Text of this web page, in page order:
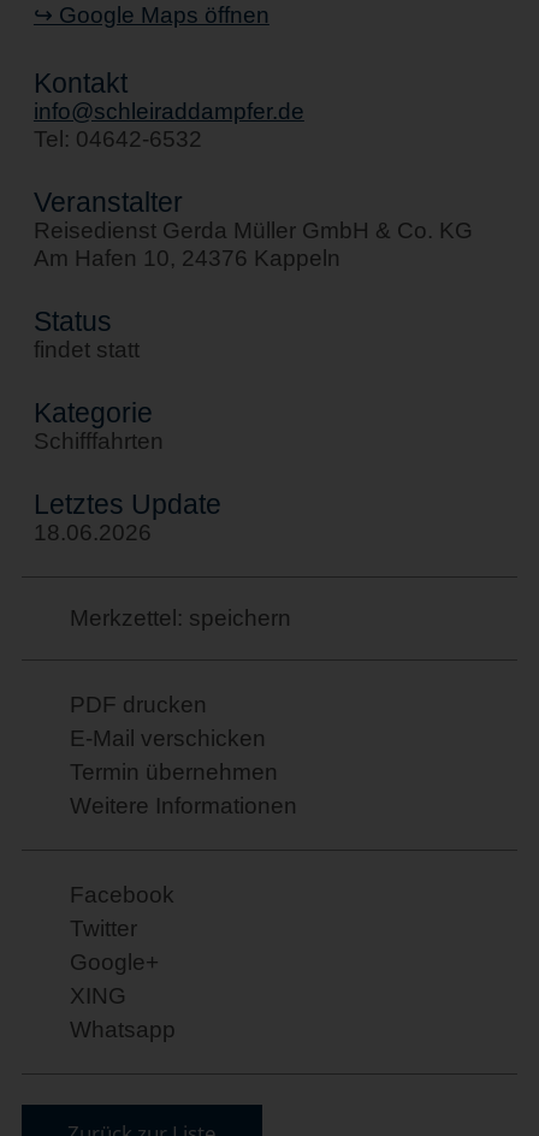
↪ Google Maps öffnen
Kontakt
info@schleiraddampfer.de
Tel: 04642-6532
Veranstalter
Reisedienst Gerda Müller GmbH & Co. KG
Am Hafen 10, 24376 Kappeln
Status
findet statt
Kategorie
Schifffahrten
Letztes Update
18.06.2026
Merkzettel: speichern
PDF drucken
E-Mail verschicken
Termin übernehmen
Weitere Informationen
Facebook
Twitter
Google+
XING
Whatsapp